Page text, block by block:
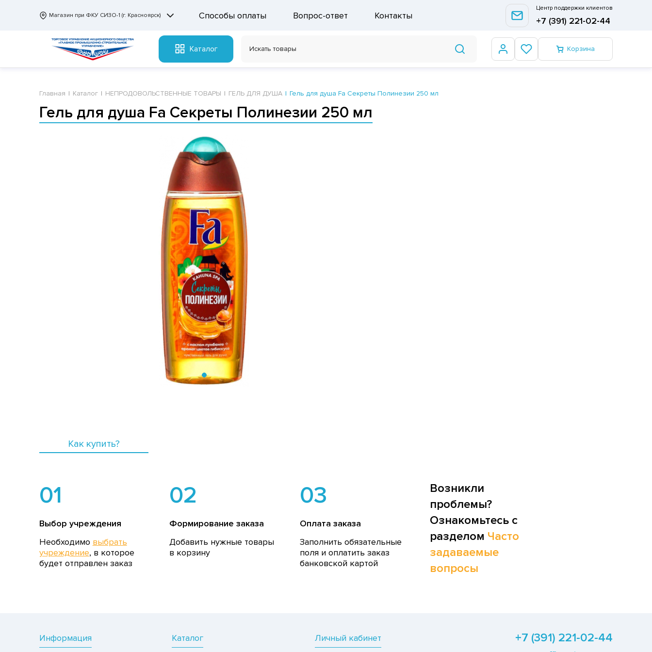
Магазин при ФКУ СИЗО-1 (г. Красноярск) Способы оплаты Вопрос-ответ Контакты
Центр поддержки клиентов
+7 (391) 221-02-44
Каталог Корзина
Главная Каталог НЕПРОДОВОЛЬСТВЕННЫЕ ТОВАРЫ ГЕЛЬ ДЛЯ ДУША Гель для душа Fa Секреты Полинезии 250 мл
Гель для душа Fa Секреты Полинезии 250 мл
Как купить?
01
Выбор учреждения
Необходимо выбрать
учреждение, в которое
будет отправлен заказ
02
Формирование заказа
Добавить нужные товары
в корзину
03
Оплата заказа
Заполнить обязательные
поля и оплатить заказ
банковской картой
Возникли
проблемы?
Ознакомьтесь с
разделом Часто
задаваемые
вопросы
Информация Каталог Личный кабинет +7 (391) 221-02-44